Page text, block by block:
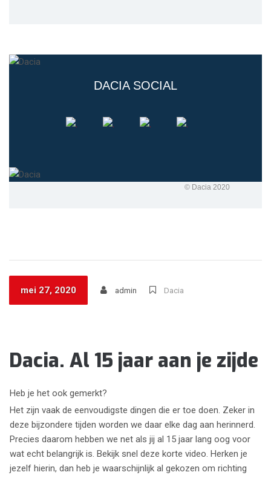
DACIA SOCIAL
© Dacia 2020
mei 27, 2020 admin Dacia
Dacia. Al 15 jaar aan je zijde
Heb je het ook gemerkt?
Het zijn vaak de eenvoudigste dingen die er toe doen. Zeker in
deze bijzondere tijden worden we daar elke dag aan herinnerd.
Precies daarom hebben we net als jij al 15 jaar lang oog voor
wat echt belangrijk is. Bekijk snel deze korte video. Herken je
jezelf hierin, dan heb je waarschijnlijk al gekozen om richting